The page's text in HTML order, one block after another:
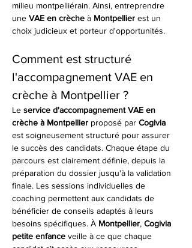
milieu montpelliérain. Ainsi, entreprendre
une VAE en crèche à Montpellier est un
choix judicieux et porteur d'opportunités.
Comment est structuré
l'accompagnement VAE en
crèche à Montpellier ?
Le service d'accompagnement VAE en
crèche à Montpellier proposé par Cogivia
est soigneusement structuré pour assurer
le succès des candidats. Chaque étape du
parcours est clairement définie, depuis la
préparation du dossier jusqu'à la validation
finale. Les sessions individuelles de
coaching permettent aux candidats de
bénéficier de conseils adaptés à leurs
besoins spécifiques. À Montpellier, Cogivia
petite enfance veille à ce que chaque